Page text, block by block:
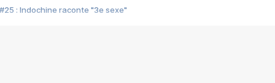
#25 : Indochine raconte "3e sexe"